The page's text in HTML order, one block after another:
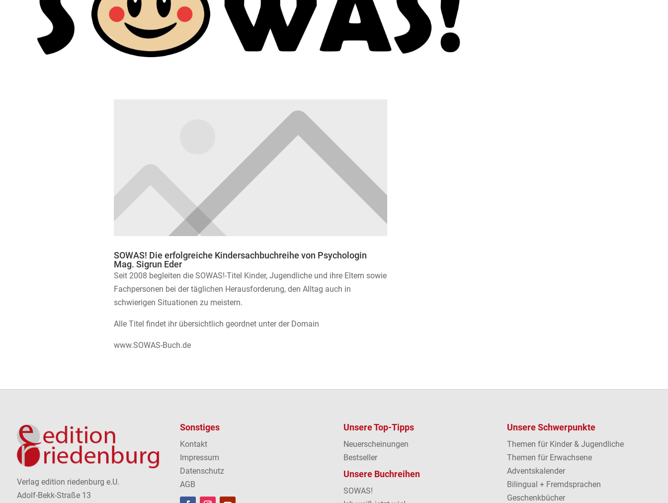
SOWAS! Die erfolgreiche Kindersachbuchreihe von Psychologin
Mag. Sigrun Eder
Seit 2008 begleiten die SOWAS!-Titel Kinder, Jugendliche und ihre Eltern sowie
Fachpersonen bei der täglichen Herausforderung, den Alltag auch in
schwierigen Situationen zu meistern.
Alle Titel findet ihr übersichtlich geordnet unter der Domain
www.SOWAS-Buch.de
Verlag edition riedenburg e.U.
Adolf-Bekk-Straße 13
Sonstiges
Kontakt
Impressum
Datenschutz
AGB
Unsere Top-Tipps
Neuerscheinungen
Bestseller
Unsere Buchreihen
SOWAS!
Unsere Schwerpunkte
Themen für Kinder & Jugendliche
Themen für Erwachsene
Adventskalender
Bilingual + Fremdsprachen
Geschenkbücher